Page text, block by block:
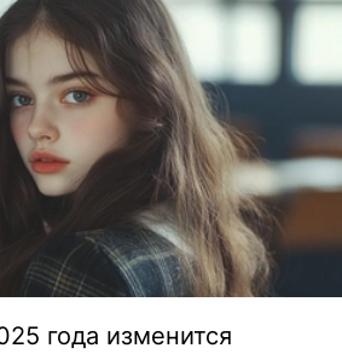
года изменится